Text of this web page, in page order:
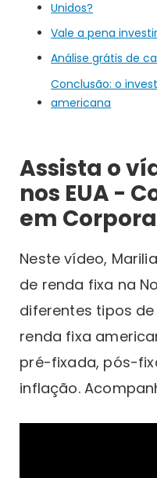
Unidos?
Vale a pena
Análise grátis de
Conclusão: o
americana
Assista o
nos EUA -
em
Neste vídeo,
de renda fixa na
diferentes tipos
renda fixa
pré-fixada, pós-
inflação.